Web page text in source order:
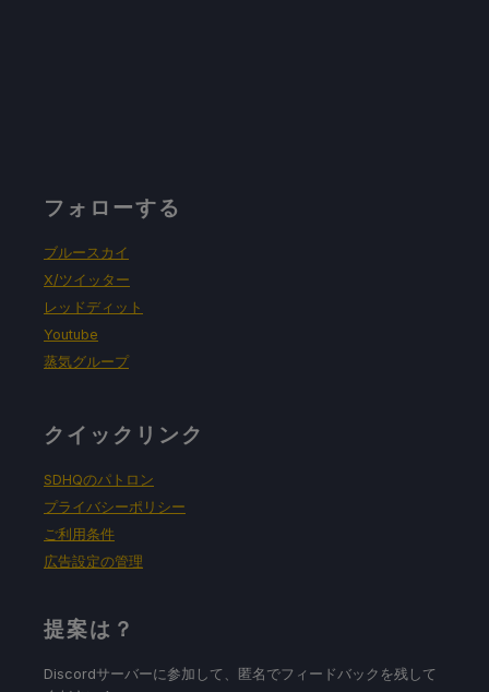
フォローする
ブルースカイ
X/ツイッター
レッドディット
Youtube
蒸気グループ
クイックリンク
SDHQのパトロン
プライバシーポリシー
ご利用条件
広告設定の管理
提案は？
Discordサーバーに参加して、匿名でフィードバックを残して